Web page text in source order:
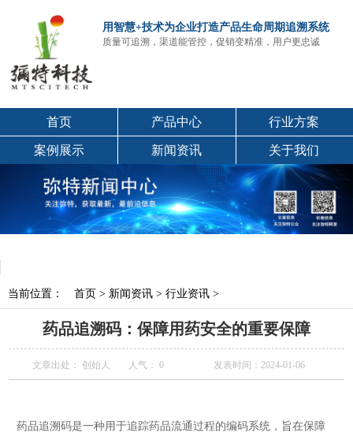
用智慧+技术为企业打造产品生命周期追溯系统
质量可追溯，渠道能管控，促销变精准，用户更忠诚
首页 产品中心 行业方案
案例展示 新闻资讯 关于我们
当前位置： 首页 > 新闻资讯 > 行业资讯 >
药品追溯码：保障用药安全的重要保障
文章出处： 创始人 人气： 0 发表时间：2024-01-06
药品追溯码是一种用于追踪药品流通过程的编码系统，旨在保障